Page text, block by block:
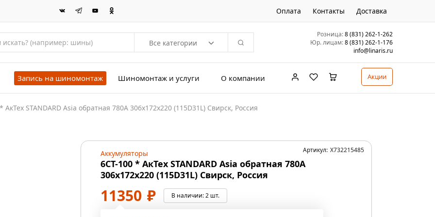
Оплата Контакты Доставка
Все категории
Розница:8 (831) 262-1-262
Юр. лицам:8 (831) 262-1-176
info@linaris.ru
Запись на шиномонтаж Шиномонтаж и услуги О компании Акции
АкТех STANDARD Asia обратная 780А 306x172x220 (115D31L) Свирск, Россия
Аккумуляторы
6СТ-100 * АкТех STANDARD Asia обратная 780А
306x172x220 (115D31L) Свирск, Россия
11350 ₽ В наличии:2 шт.
Артикул: X732215485